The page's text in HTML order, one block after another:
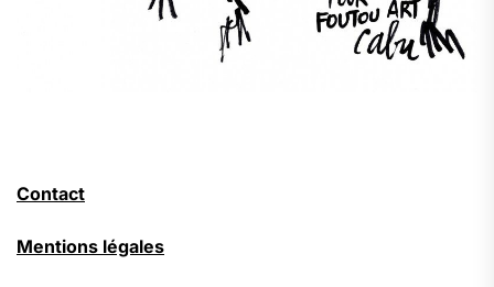
Contact
Mentions légales